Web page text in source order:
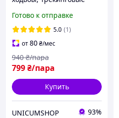
Туристические палки
Hechpro красные 3924-1
Готово к отправке
5.0 (1)
от80₴/мес
799₴/пара
940 ₴/пара
Купить
UNICUMSHOP 93%